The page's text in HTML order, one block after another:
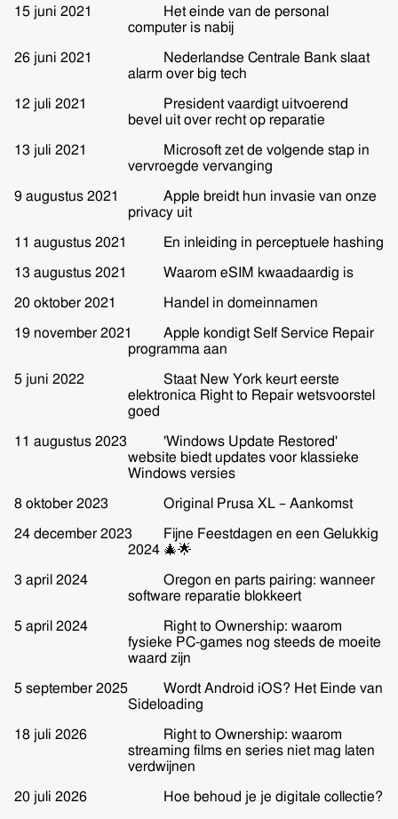
15 juni 2021
Het einde van de personal
computer is nabij
26 juni 2021
Nederlandse Centrale Bank slaat
alarm over big tech
12 juli 2021
President vaardigt uitvoerend
bevel uit over recht op reparatie
13 juli 2021
Microsoft zet de volgende stap in
vervroegde vervanging
9 augustus 2021
Apple breidt hun invasie van onze
privacy uit
11 augustus 2021 En inleiding in perceptuele hashing
13 augustus 2021 Waarom eSIM kwaadaardig is
20 oktober 2021 Handel in domeinnamen
19 november 2021
Apple kondigt Self Service Repair
programma aan
5 juni 2022
Staat New York keurt eerste
elektronica Right to Repair wetsvoorstel
goed
11 augustus 2023
'Windows Update Restored'
website biedt updates voor klassieke
Windows versies
8 oktober 2023 Original Prusa XL – Aankomst
24 december 2023
Fijne Feestdagen en een Gelukkig
2024 🎄🌟
3 april 2024
Oregon en parts pairing: wanneer
software reparatie blokkeert
5 april 2024
Right to Ownership: waarom
fysieke PC-games nog steeds de moeite
waard zijn
5 september 2025
Wordt Android iOS? Het Einde van
Sideloading
18 juli 2026
Right to Ownership: waarom
streaming films en series niet mag laten
verdwijnen
20 juli 2026 Hoe behoud je je digitale collectie?